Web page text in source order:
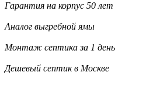
Гарантия на корпус 50 лет
Аналог выгребной ямы
Монтаж септика за 1 день
Дешевый септик в Москве